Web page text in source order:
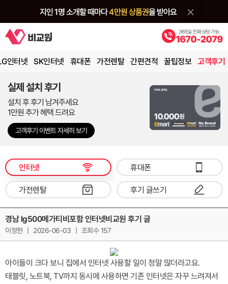
인터넷 SK인터넷 휴대폰 가전렌탈 간편견적 꿀팁정보 고객후기
실제 설치 후기
설치 후 후기 남겨주세요
1만원 추가 혜택 드려요
고객후기 이벤트 자세히 보기
인터넷 휴대폰
가전렌탈 후기 글쓰기
경남 lg500메가티비포함 인터넷비교원 후기 글
이정현 2026-06-03 조회수 157
아이들이 크다 보니 집에서 인터넷 사용할 일이 정말 많더라고요.
태블릿, 노트북, TV까지 동시에 사용하면 기존 인터넷은 자꾸 느려져서